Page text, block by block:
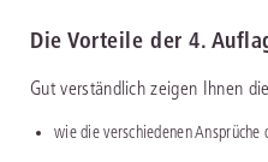
Die Vorteile der 4.
Gut verständlich zeigen Ihnen
wie die verschiedenen Ansprüche